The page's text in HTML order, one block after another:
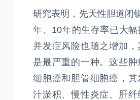
研究表明，先天性胆道闭
年、10年的生存率已大幅
并发症风险也随之增加
是最严重的一种。这些
细胞癌和胆管细胞癌，
汁淤积、慢性炎症、肝